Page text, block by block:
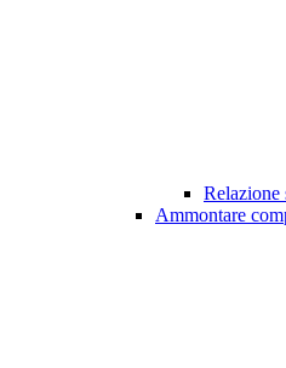
Relazione
Ammontare